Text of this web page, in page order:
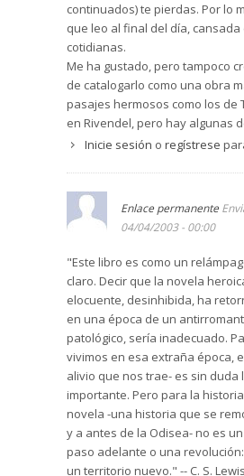
continuados) te pierdas. Por lo
que leo al final del día,
cotidianas.
Me ha gustado, pero tampoco
de catalogarlo como una obra
pasajes hermosos como los de
en Rivendel, pero hay algunas
realmente aburridas y cansinas.
personalidad, opino que ahí la
gran vacío.
Y no creo que sea para nada
leer. ¡Nada más lejos! Es un
calma, paciencia y ganas. Si
enciclopedia de estas de ayuda
como la de David Day, para
echando un ojo casi mejor.
Jamás se lo recomendaría a
novato en fantasía porque
atrás, no porque la historia no
es seguramente de las tramas
he leído, pero ya digo, la forma
deja en momentos que desear.
Por ahí he leído en una opinión
Inicie sesión o regístrese
Enlace permanente
04/04/2003 - 00:00
"Este libro es como un
claro. Decir que la novela
elocuente, desinhibida, ha
en una época de un
patológico, sería inadecuado.
vivimos en esa extraña época,
alivio que nos trae- es sin duda
importante. Pero para la
novela -una historia que se
y a antes de la Odisea- no es
paso adelante o una
un territorio nuevo." -- C. S.